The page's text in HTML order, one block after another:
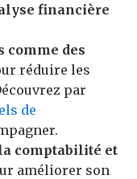
financière
comme des
réduire les
par
de
comptabilité et
améliorer son